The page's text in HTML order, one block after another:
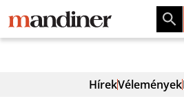
HírekVélemények